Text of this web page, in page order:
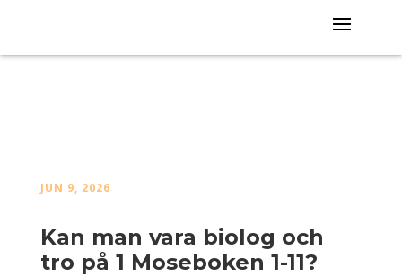
JUN 9, 2026
Kan man vara biolog och
tro på 1 Moseboken 1-11?